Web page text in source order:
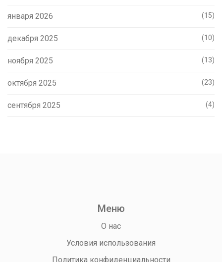
января 2026 (15)
декабря 2025 (10)
ноября 2025 (13)
октября 2025 (23)
сентября 2025 (4)
Меню
О нас
Условия использования
Политика конфиденциальности